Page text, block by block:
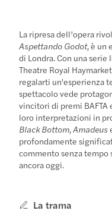
La ripresa dell’opera
Aspettando Godot, è un
di Londra. Con una
Theatre Royal
regalarti un'esperienza
spettacolo vede
vincitori di premi BAFTA
loro interpretazioni in
Black Bottom,Amadeus
profondamente
commento senza tempo
ancora oggi.
La trama